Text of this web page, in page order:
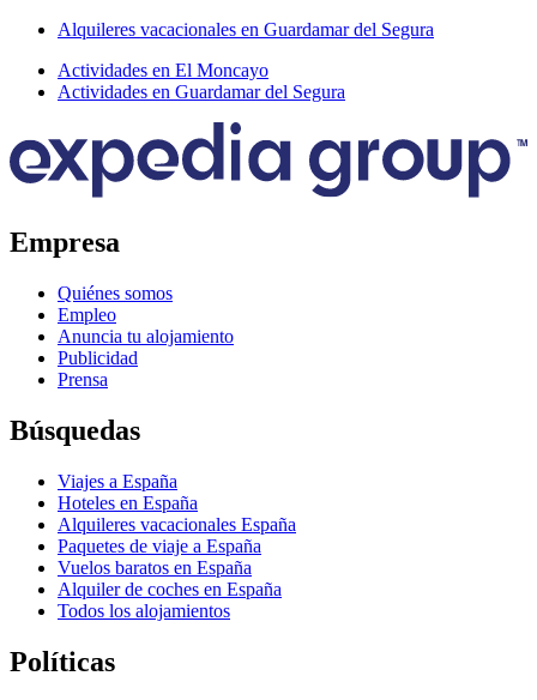
Alquileres vacacionales en Guardamar del Segura
Actividades en El Moncayo
Actividades en Guardamar del Segura
Empresa
Quiénes somos
Empleo
Anuncia tu alojamiento
Publicidad
Prensa
Búsquedas
Viajes a España
Hoteles en España
Alquileres vacacionales España
Paquetes de viaje a España
Vuelos baratos en España
Alquiler de coches en España
Todos los alojamientos
Políticas